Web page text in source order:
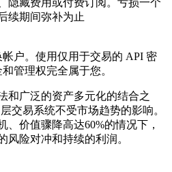
隐藏费用或付费订阅。亏损一个
续期间弥补为止
户。使用仅用于交易的 API 密
管理权完全属于您。
和广泛的资产多元化的结合之
交易系统不受市场趋势的影响。
、价值骤降高达60%的情况下，
风险对冲和持续的利润。